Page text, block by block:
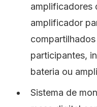
amplificadores
amplificador
participantes,
bateria ou
Sistema de